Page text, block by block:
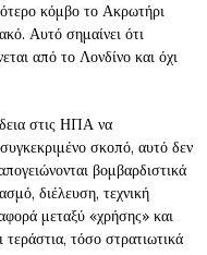
κόμβο το Ακρωτήρι
Αυτό σημαίνει ότι
από το Λονδίνο και όχι
στις ΗΠΑ να
σκοπό, αυτό δεν
βομβαρδιστικά
διέλευση, τεχνική
μεταξύ «χρήσης» και
τεράστια, τόσο στρατιωτικά